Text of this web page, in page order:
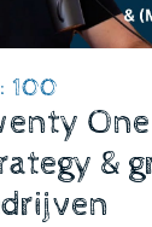
100
&